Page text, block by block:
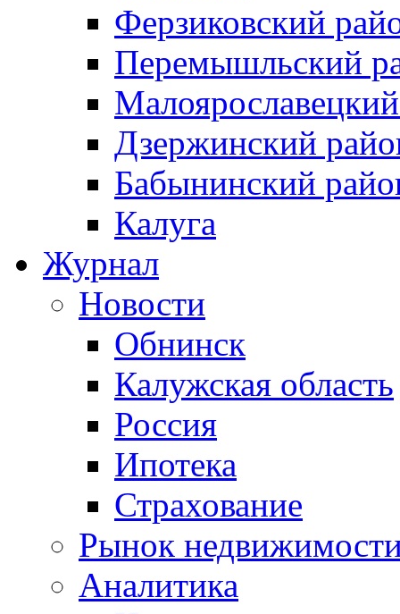
Ферзиковский
Перемышльский
Дзержинский
Бабынинский
Калуга
Журнал
Новости
Обнинск
Калужская область
Россия
Ипотека
Страхование
Рынок
Аналитика